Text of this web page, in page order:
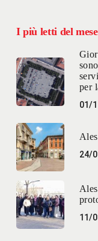
I più letti del mese
per
01/
24/
11/